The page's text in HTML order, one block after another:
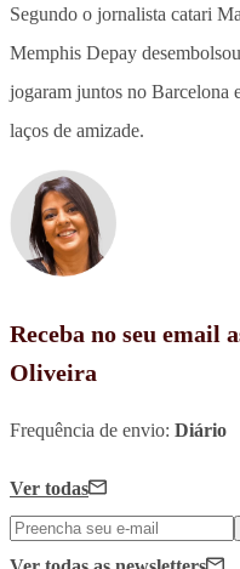
Segundo o jornalista catari
Memphis Depay
jogaram juntos no Barcelona
laços de amizade.
Receba no seu email
Oliveira
Frequência de envio: Diário
Ver todas